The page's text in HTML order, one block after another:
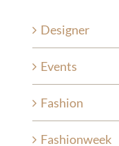
Designer
Events
Fashion
Fashionweek